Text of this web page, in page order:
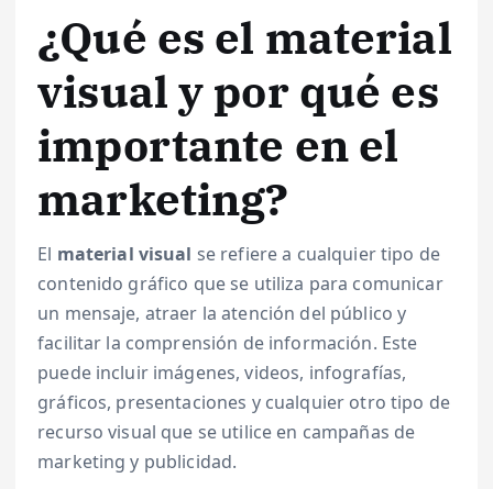
¿Qué es el material
visual y por qué es
importante en el
marketing?
El material visual se refiere a cualquier tipo de
contenido gráfico que se utiliza para comunicar
un mensaje, atraer la atención del público y
facilitar la comprensión de información. Este
puede incluir imágenes, videos, infografías,
gráficos, presentaciones y cualquier otro tipo de
recurso visual que se utilice en campañas de
marketing y publicidad.